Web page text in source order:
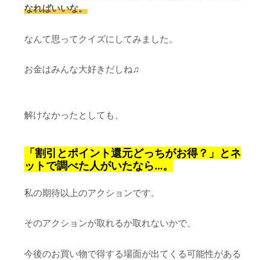
なればいいな。
なんて思ってクイズにしてみました。
お金はみんな大好きだしね♫
解けなかったとしても、
「割引とポイント還元どっちがお得？」とネ
ットで調べた人がいたなら…。
私の期待以上のアクションです。
そのアクションが取れるか取れないかで、
今後のお買い物で得する場面が出てくる可能性がある